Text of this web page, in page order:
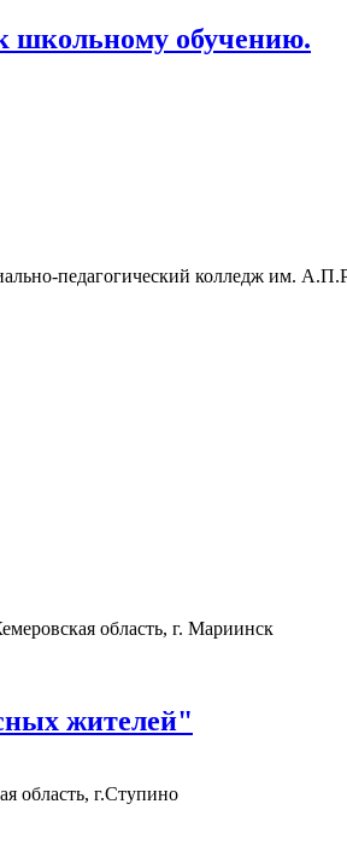
школьному обучению.
педагогический колледж им.
область, г. Мариинск
жителей"
область, г.Ступино